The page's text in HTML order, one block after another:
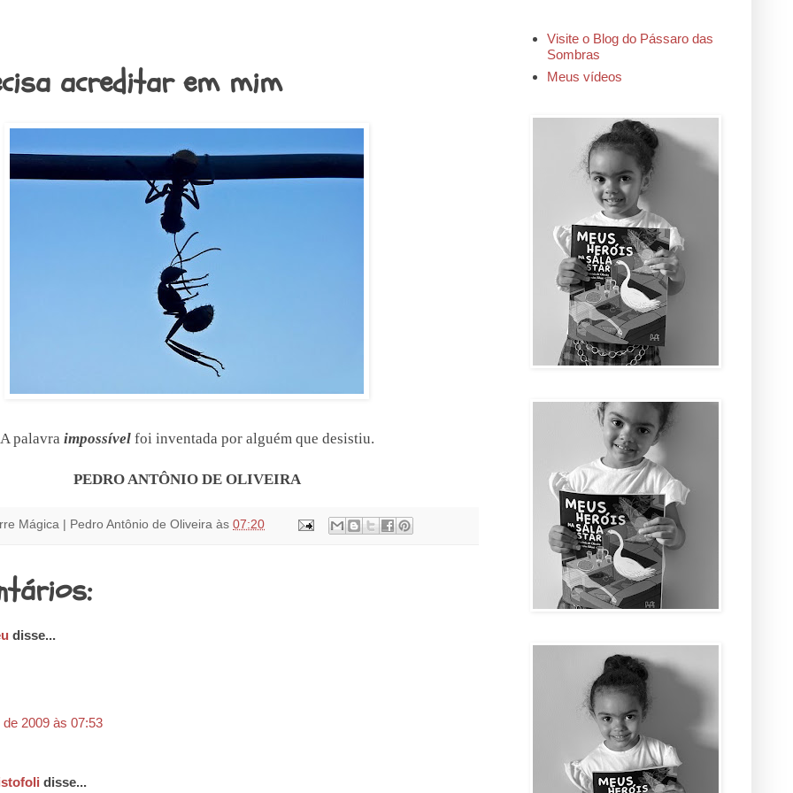
acreditar em mim
A palavra impossívelfoi inventada por alguém que desistiu.
PEDRO ANTÔNIO DE OLIVEIRA
Mágica | Pedro Antônio de Oliveira às 07:20
disse...
2009 às 07:53
disse...
Visite o Blog do Pássaro das
Sombras
Meus vídeos